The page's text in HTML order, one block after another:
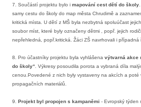
7. Součástí projektu bylo i mapování cest dětí do školy
samy cestu do školy do map města Chrudimě a
kritická místa. U dětí z MŠ byla nezbytná spoluúčast
soubor míst, které byly označeny dětmi , popř. jejich
nepřehledná, popř.kritická. Žáci ZŠ navrhovali i případná
8. Pro účastníky projektu byla vyhlášena výtvarná akce
do školy“ . Výkresy posoudila porota a vybraná díla
cenou.Povedené z nich byly vystaveny na akcích a poté
propagačních materiálů.
9. Projekt byl propojen s kampaněmi - Evropský týden